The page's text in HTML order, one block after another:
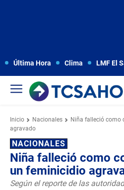
Última Hora Clima LMF El
Inicio Nacionales
Niña falleció como
agravado
NACIONALES
Niña falleció como
un feminicidio
Según el reporte de las